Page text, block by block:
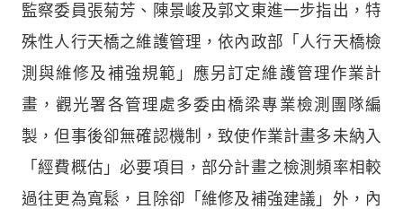
監察委員張菊芳、陳景峻及郭文東進一步指出，特
殊性人行天橋之維護管理，依內政部「人行天橋檢
測與維修及補強規範」應另訂定維護管理作業計
畫，觀光署各管理處多委由橋梁專業檢測團隊編
製，但事後卻無確認機制，致使作業計畫多未納入
「經費概估」必要項目，部分計畫之檢測頻率相較
過往更為寬鬆，且除卻「維修及補強建議」外，內